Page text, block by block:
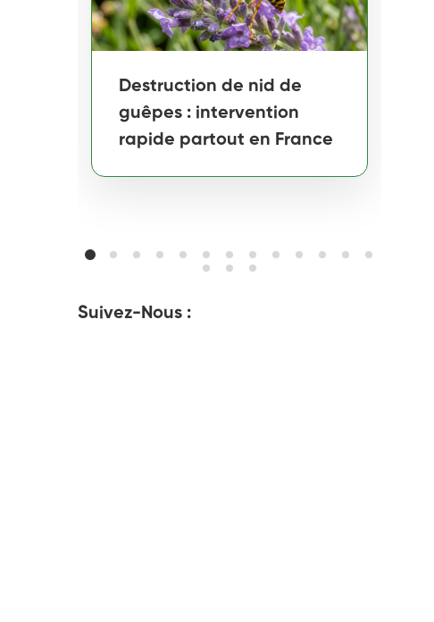
Destruction de nid de
guêpes : intervention
rapide partout en France
Suivez-Nous :